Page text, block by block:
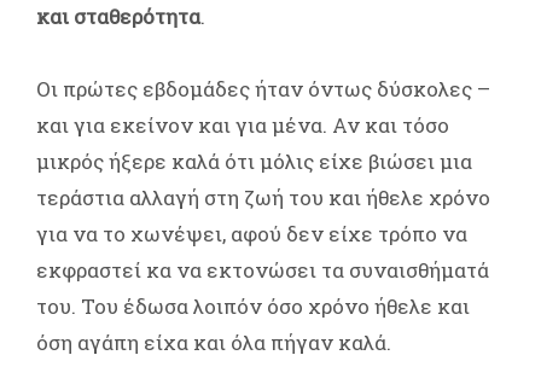
και σταθερότητα.
Οι πρώτες εβδομάδες ήταν όντως δύσκολες –
και για εκείνον και για μένα. Αν και τόσο
μικρός ήξερε καλά ότι μόλις είχε βιώσει μια
τεράστια αλλαγή στη ζωή του και ήθελε χρόνο
για να το χωνέψει, αφού δεν είχε τρόπο να
εκφραστεί κα να εκτονώσει τα συναισθήματά
του. Του έδωσα λοιπόν όσο χρόνο ήθελε και
όση αγάπη είχα και όλα πήγαν καλά.